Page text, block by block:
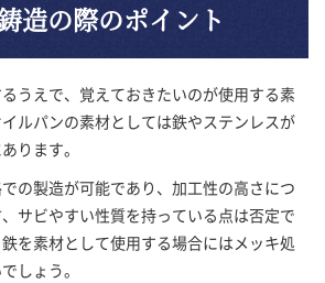
造の際のポイント
うえで、覚えておきたいのが使用する素
ルパンの素材としては鉄やステンレスが
ります。
の製造が可能であり、加工性の高さにつ
サビやすい性質を持っている点は否定で
を素材として使用する場合にはメッキ処
しょう。